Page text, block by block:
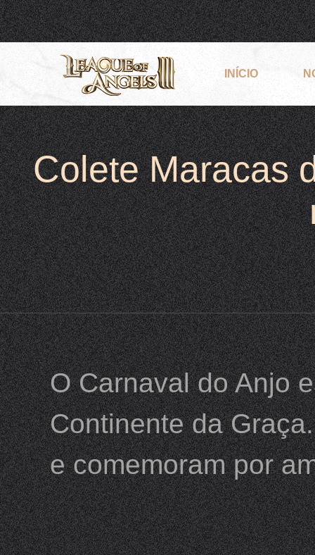
INÍCIO
Colete Maracas
O Carnaval do Anjo
Continente da
e comemoram por